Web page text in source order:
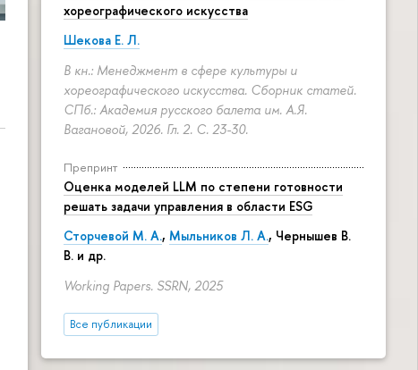
хореографического искусства
Шекова Е. Л.
В кн.: Менеджмент в сфере культуры и
хореографического искусства. Сборник статей.
СПб.: Академия русского балета им. А.Я.
Вагановой, 2026. Гл. 2. С. 23-30.
Препринт
Оценка моделей LLM по степени готовности
решать задачи управления в области ESG
Сторчевой М. А., Мыльников Л. А., Чернышев В.
В. и др.
Working Papers. SSRN, 2025
Все публикации